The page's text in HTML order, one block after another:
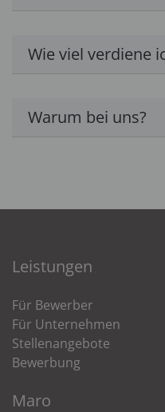
Wie viel verdiene
Warum bei uns?
Leistungen
Für Bewerber
Für Unternehmen
Stellenangebote
Bewerbung
Maro